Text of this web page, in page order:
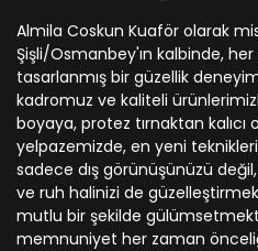
Almila Coskun Kuaför olarak
Şişli/Osmanbey'ın kalbinde,
tasarlanmış bir güzellik
kadromuz ve kaliteli
boyaya, protez tırnaktan
yelpazemizde, en yeni teknikleri
sadece dış görünüşünüzü
ve ruh halinizi de
mutlu bir şekilde
memnuniyet her zaman